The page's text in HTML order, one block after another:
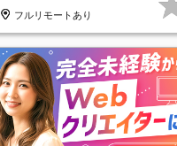
フルリモートあり